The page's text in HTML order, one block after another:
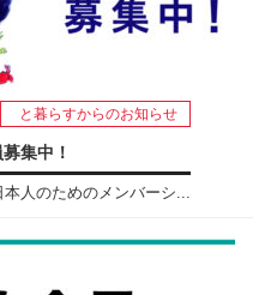
と暮らすからのお知らせ
集中！
人のためのメンバーシ...